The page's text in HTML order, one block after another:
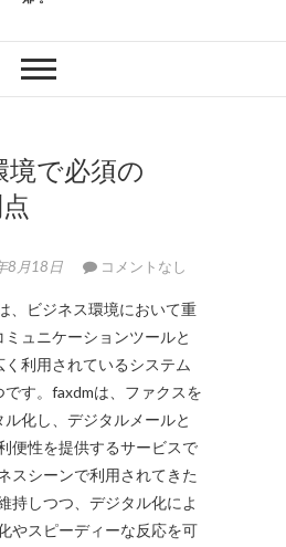
境で必須の
8月18日 コメントなし
ミュニケーションツールと
く利用されているシステム
す。 faxdmは、ファクスを
ル化し、デジタルメールと
便性を提供するサービスで
スシーンで利用されてきた
持しつつ、デジタル化によ
やスピーディーな反応を可